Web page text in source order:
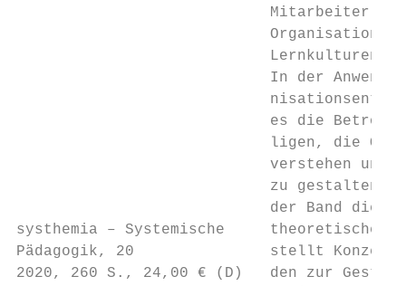
Mitarbeiter
Organisationen
Lernkulturen
In der
es die
ligen, die
verstehen und
zu gestalten.
der Band die
systhemia – Systemische     theoretischen
Pädagogik, 20               stellt Konzepte
2020, 260 S., 24,00 € (D)   den zur